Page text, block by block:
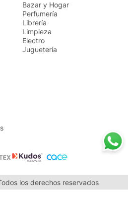
Bazar y Hogar
Perfumería
Librería
Limpieza
Electro
Juguetería
los derechos reservados